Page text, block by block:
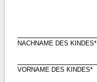
NACHNAME DES KINDES*
VORNAME DES KINDES*